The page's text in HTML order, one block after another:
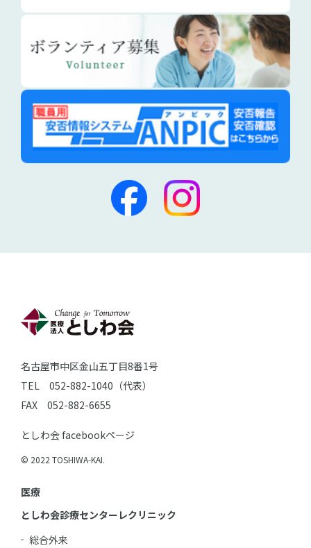
名古屋市中区金山五丁目8番1号
TEL 052-882-1040（代表）
FAX 052-882-6655
としわ会 facebookページ
© 2022 TOSHIWA-KAI.
医療
としわ会診療センターレクリニック
総合外来